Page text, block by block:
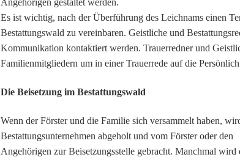
Angehörigen gestaltet werden.
Es ist wichtig, nach der Überführung des Leichnams einen
Bestattungswald zu vereinbaren. Geistliche und
Kommunikation kontaktiert werden. Trauerredner und
Familienmitgliedern um in einer Trauerrede auf die
Die Beisetzung im Bestattungswald
Wenn der Förster und die Familie sich versammelt haben,
Bestattungsunternehmen abgeholt und vom Förster oder den
Angehörigen zur Beisetzungsstelle gebracht. Manchmal